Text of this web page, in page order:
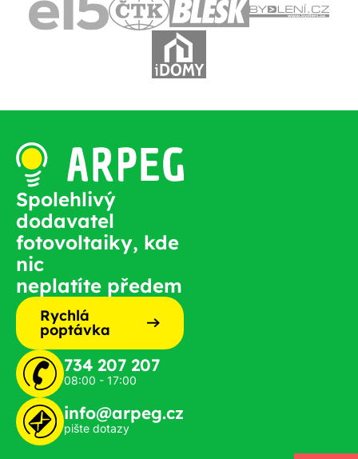
Spolehlivý
dodavatel
fotovoltaiky, kde
nic
neplatíte předem
Rychlá
poptávka
734 207 207
08:00 - 17:00
info@arpeg.cz
pište dotazy